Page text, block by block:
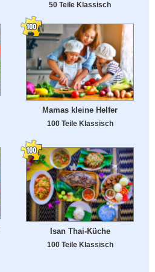
50 Teile Klassisch
Mamas kleine Helfer
100 Teile Klassisch
Isan Thai-Küche
100 Teile Klassisch